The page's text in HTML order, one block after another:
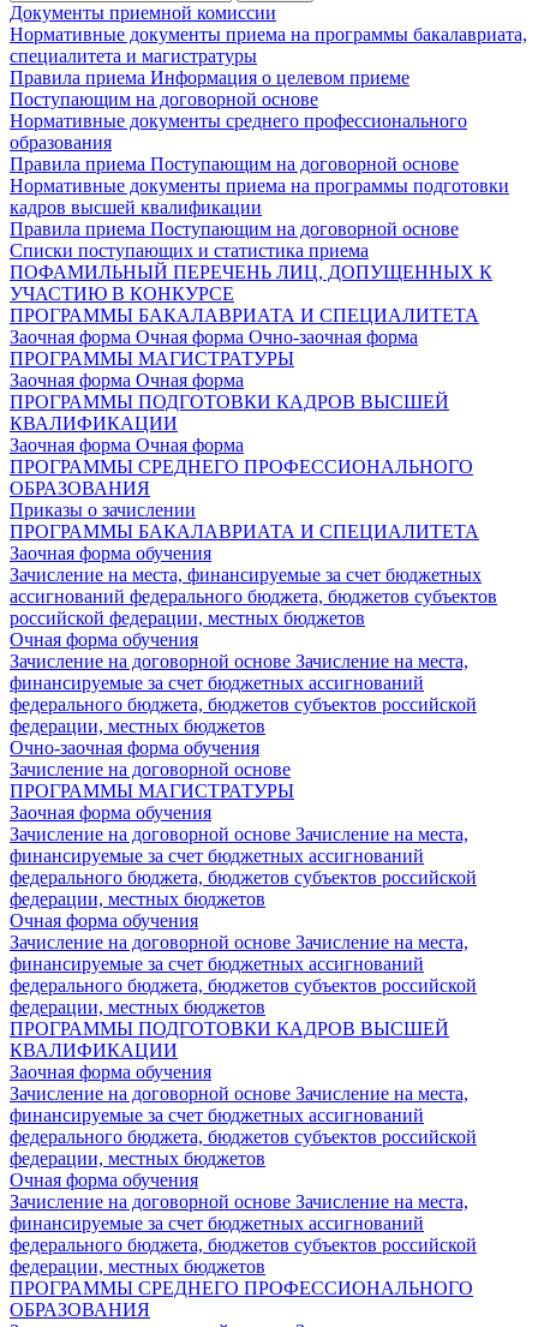
Документы приемной комиссии
Нормативные документы приема на программы бакалавриата,
специалитета и магистратуры
Правила приема Информация о целевом приеме
Поступающим на договорной основе
Нормативные документы среднего профессионального
образования
Правила приема Поступающим на договорной основе
Нормативные документы приема на программы подготовки
кадров высшей квалификации
Правила приема Поступающим на договорной основе
Списки поступающих и статистика приема
ПОФАМИЛЬНЫЙ ПЕРЕЧЕНЬ ЛИЦ, ДОПУЩЕННЫХ К
УЧАСТИЮ В КОНКУРСЕ
ПРОГРАММЫ БАКАЛАВРИАТА И СПЕЦИАЛИТЕТА
Заочная форма Очная форма Очно-заочная форма
ПРОГРАММЫ МАГИСТРАТУРЫ
Заочная форма Очная форма
ПРОГРАММЫ ПОДГОТОВКИ КАДРОВ ВЫСШЕЙ
КВАЛИФИКАЦИИ
Заочная форма Очная форма
ПРОГРАММЫ СРЕДНЕГО ПРОФЕССИОНАЛЬНОГО
ОБРАЗОВАНИЯ
Приказы о зачислении
ПРОГРАММЫ БАКАЛАВРИАТА И СПЕЦИАЛИТЕТА
Заочная форма обучения
Зачисление на места, финансируемые за счет бюджетных
ассигнований федерального бюджета, бюджетов субъектов
российской федерации, местных бюджетов
Очная форма обучения
Зачисление на договорной основе Зачисление на места,
финансируемые за счет бюджетных ассигнований
федерального бюджета, бюджетов субъектов российской
федерации, местных бюджетов
Очно-заочная форма обучения
Зачисление на договорной основе
ПРОГРАММЫ МАГИСТРАТУРЫ
Заочная форма обучения
Зачисление на договорной основе Зачисление на места,
финансируемые за счет бюджетных ассигнований
федерального бюджета, бюджетов субъектов российской
федерации, местных бюджетов
Очная форма обучения
Зачисление на договорной основе Зачисление на места,
финансируемые за счет бюджетных ассигнований
федерального бюджета, бюджетов субъектов российской
федерации, местных бюджетов
ПРОГРАММЫ ПОДГОТОВКИ КАДРОВ ВЫСШЕЙ
КВАЛИФИКАЦИИ
Заочная форма обучения
Зачисление на договорной основе Зачисление на места,
финансируемые за счет бюджетных ассигнований
федерального бюджета, бюджетов субъектов российской
федерации, местных бюджетов
Очная форма обучения
Зачисление на договорной основе Зачисление на места,
финансируемые за счет бюджетных ассигнований
федерального бюджета, бюджетов субъектов российской
федерации, местных бюджетов
ПРОГРАММЫ СРЕДНЕГО ПРОФЕССИОНАЛЬНОГО
ОБРАЗОВАНИЯ